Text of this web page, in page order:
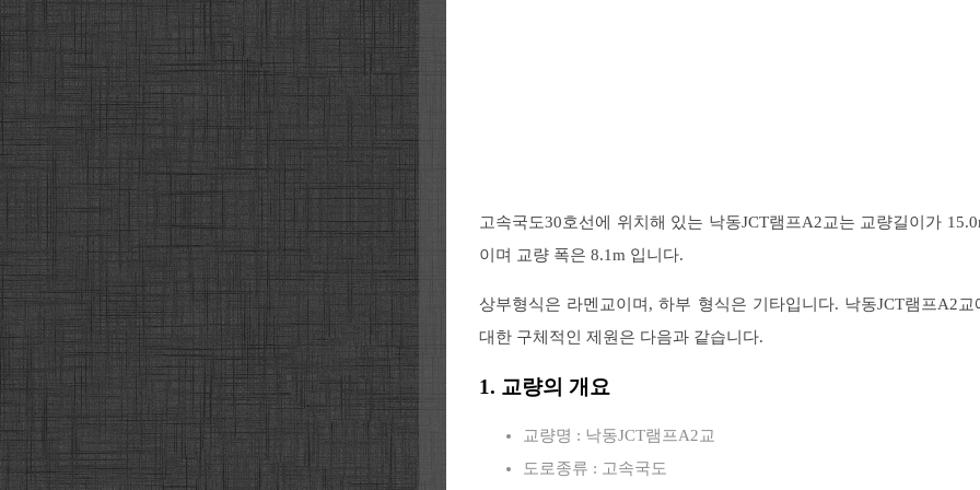
고속국도30호선에 위치해 있는 낙동JCT램프A2교는 교량길이가
이며 교량 폭은 8.1m 입니다.
상부형식은 라멘교이며, 하부 형식은 기타입니다. 낙동JCT램프A2교
대한 구체적인 제원은 다음과 같습니다.
1. 교량의 개요
교량명 : 낙동JCT램프A2교
도로종류 : 고속국도